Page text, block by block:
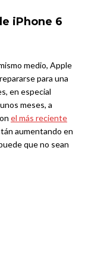
iPhone 6
medio, Apple
para una
en especial
meses, a
el más reciente
aumentando en
que no sean